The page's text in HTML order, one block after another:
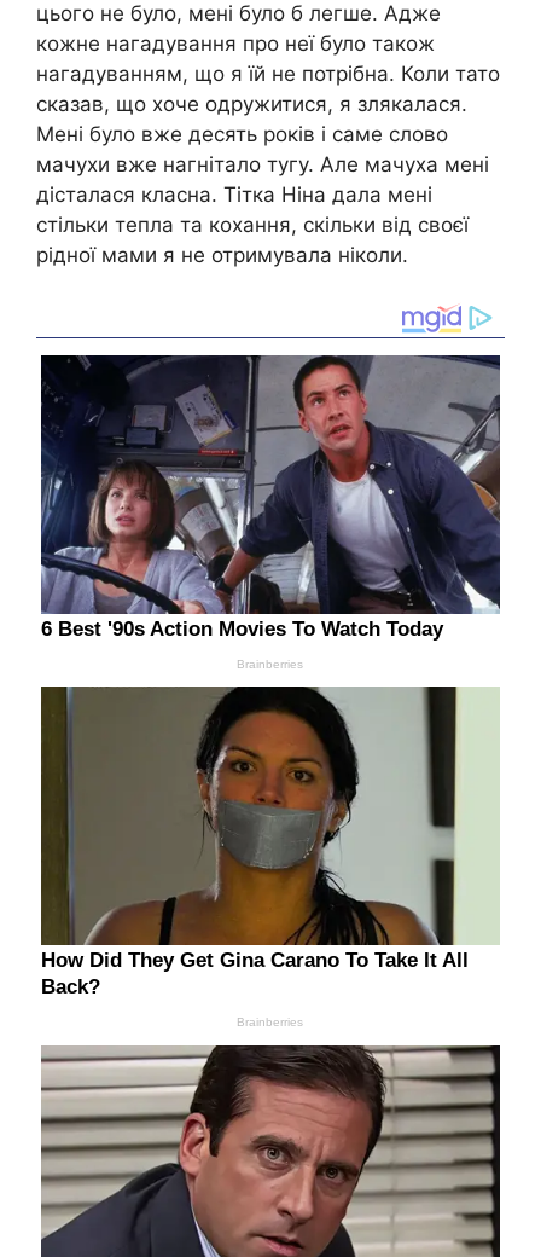
цього не було, мені було б легше. Адже
кожне нагадування про неї було також
нагадуванням, що я їй не потрібна. Коли тато
сказав, що хоче одружитися, я злякалася.
Мені було вже десять років і саме слово
мачухи вже нагнітало тугу. Але мачуха мені
дісталася класна. Тітка Ніна дала мені
стільки тепла та кохання, скільки від своєї
рідної мами я не отримувала ніколи.